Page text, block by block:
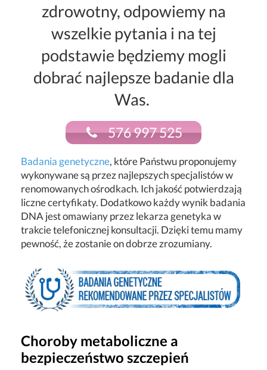
zdrowotny, odpowiemy na
wszelkie pytania i na tej
podstawie będziemy mogli
dobrać najlepsze badanie dla
Was.
576 997 525
Badania genetyczne, które Państwu proponujemy
wykonywane są przez najlepszych specjalistów w
renomowanych ośrodkach. Ich jakość potwierdzają
liczne certyfikaty. Dodatkowo każdy wynik badania
DNA jest omawiany przez lekarza genetyka w
trakcie telefonicznej konsultacji. Dzięki temu mamy
pewność, że zostanie on dobrze zrozumiany.
Choroby metaboliczne a
bezpieczeństwo szczepień